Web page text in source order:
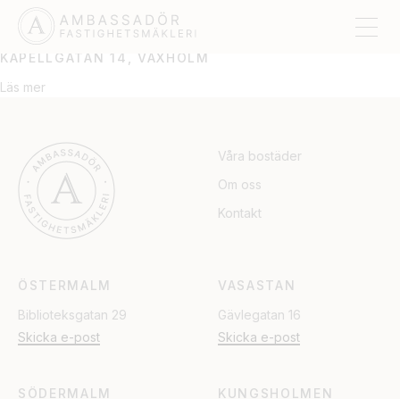
VAXHOLM
KAPELLGATAN 14, VAXHOLM
Läs mer
Våra bostäder
Om oss
Kontakt
ÖSTERMALM
Biblioteksgatan 29
Skicka e-post
VASASTAN
Gävlegatan 16
Skicka e-post
SÖDERMALM
KUNGSHOLMEN